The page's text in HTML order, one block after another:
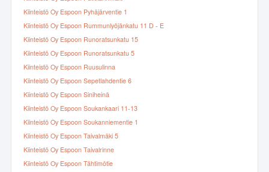
Kiinteistö Oy Espoon Pyhäjärventie 1
Kiinteistö Oy Espoon Rummunlyöjänkatu 11 D - E
Kiinteistö Oy Espoon Runoratsunkatu 15
Kiinteistö Oy Espoon Runoratsunkatu 5
Kiinteistö Oy Espoon Ruusulinna
Kiinteistö Oy Espoon Sepetlahdentie 6
Kiinteistö Oy Espoon Siniheinä
Kiinteistö Oy Espoon Soukankaari 11-13
Kiinteistö Oy Espoon Soukanniementie 1
Kiinteistö Oy Espoon Taivalmäki 5
Kiinteistö Oy Espoon Taivalrinne
Kiinteistö Oy Espoon Tähtimötie